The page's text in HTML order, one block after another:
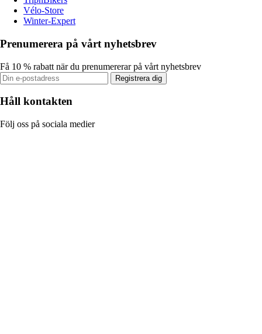
Vélo-Store
Winter-Expert
Prenumerera på vårt nyhetsbrev
Få 10 % rabatt när du prenumererar på vårt nyhetsbrev
Registrera dig
Håll kontakten
Följ oss på sociala medier